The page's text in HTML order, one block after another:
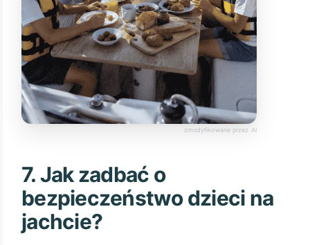
7. Jak zadbać o
bezpieczeństwo dzieci na
jachcie?